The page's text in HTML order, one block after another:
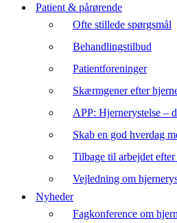
Patient & pårørende
Ofte stillede spørgsmål
Behandlingstilbud
Patientforeninger
Skærmgener efter
APP: Hjernerystelse –
Skab en god hverdag
Tilbage til arbejdet
Vejledning om
Nyheder
Fagkonference om